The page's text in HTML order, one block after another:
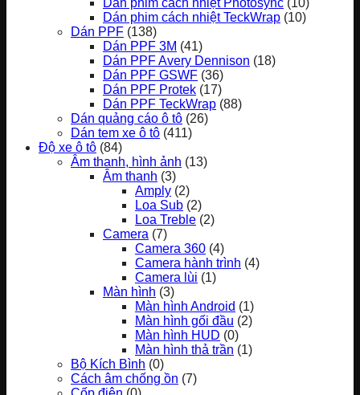
Dán phim cách nhiệt Photosync (10)
Dán phim cách nhiệt TeckWrap (10)
Dán PPF (138)
Dán PPF 3M (41)
Dán PPF Avery Dennison (18)
Dán PPF GSWF (36)
Dán PPF Protek (17)
Dán PPF TeckWrap (88)
Dán quảng cáo ô tô (26)
Dán tem xe ô tô (411)
Độ xe ô tô (84)
Âm thanh, hình ảnh (13)
Âm thanh (3)
Amply (2)
Loa Sub (2)
Loa Treble (2)
Camera (7)
Camera 360 (4)
Camera hành trình (4)
Camera lùi (1)
Màn hình (3)
Màn hình Android (1)
Màn hình gối đầu (2)
Màn hình HUD (0)
Màn hình thả trần (1)
Bộ Kích Bình (0)
Cách âm chống ồn (7)